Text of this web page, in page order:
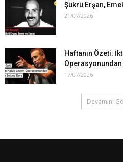
Şükrü Erşan,
21/07/2026
Haftanın Özeti:
17/07/2026
Devamını